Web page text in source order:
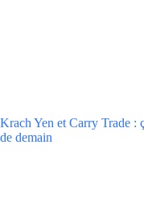
Krach Yen et Carry Trade :
de demain